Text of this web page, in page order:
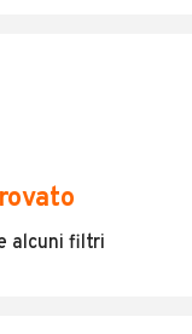
alcuni filtri